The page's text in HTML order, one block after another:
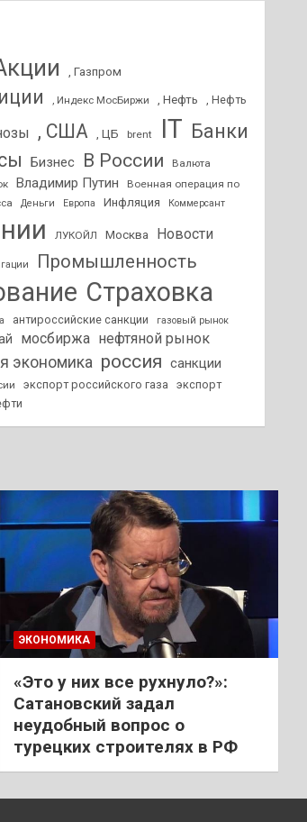
, Газпром
, Индекс МосБиржи , Нефть , Нефть
, США , ЦБ brent IT Банки
Бизнес В России
Валюта
Владимир Путин
Военная операция по
Деньги Европа Инфляция Коммерсант
ЛУКОЙЛ Москва
Новости
Промышленность
Страховка
антироссийские санкции газовый рынок
мосбиржа нефтяной рынок
экономика россия санкции
экспорт российского газа
экспорт
ЭКОНОМИКА
«Это у них все рухнуло?»:
Сатановский задал
неудобный вопрос о
турецких строителях в РФ